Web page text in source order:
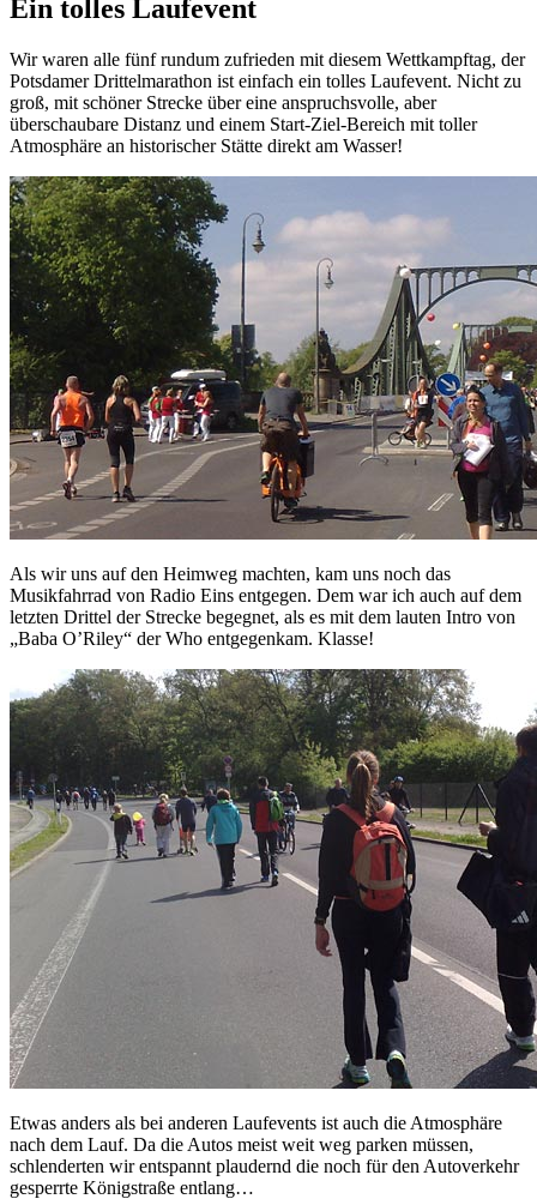
Ein tolles Laufevent
Wir waren alle fünf rundum zufrieden mit diesem Wettkampftag, der
Potsdamer Drittelmarathon ist einfach ein tolles Laufevent. Nicht zu
groß, mit schöner Strecke über eine anspruchsvolle, aber
überschaubare Distanz und einem Start-Ziel-Bereich mit toller
Atmosphäre an historischer Stätte direkt am Wasser!
Als wir uns auf den Heimweg machten, kam uns noch das
Musikfahrrad von Radio Eins entgegen. Dem war ich auch auf dem
letzten Drittel der Strecke begegnet, als es mit dem lauten Intro von
„Baba O’Riley“ der Who entgegenkam. Klasse!
Etwas anders als bei anderen Laufevents ist auch die Atmosphäre
nach dem Lauf. Da die Autos meist weit weg parken müssen,
schlenderten wir entspannt plaudernd die noch für den Autoverkehr
gesperrte Königstraße entlang…